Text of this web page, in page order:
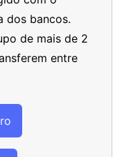
dos bancos.
de mais de 2
entre